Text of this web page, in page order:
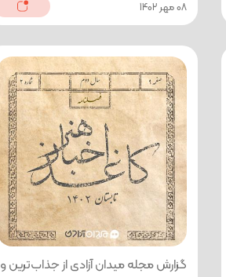
08 مهر 1402
گزارش مجله میدان آزادی از جذاب‌ترین و